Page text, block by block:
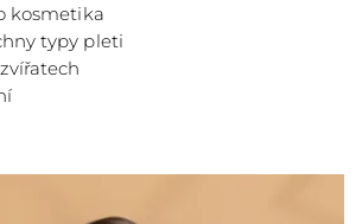
kosmetika
typy pleti